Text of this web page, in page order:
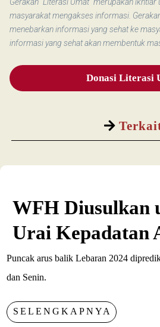
Gerakan “Literasi Umat” merupakan
masyarakat mengakses informasi.
menebarkan informasi yang sehat ke
informasi yang sehat akan membentuk
Donasi Literasi
WFH Diusulkan
Urai Kepadatan
Puncak arus balik Lebaran 2024
dan Senin.
SELENGKAPNYA